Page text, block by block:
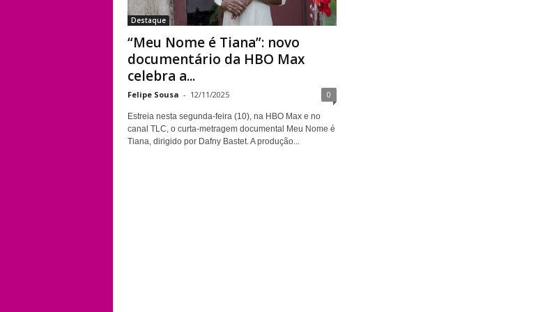
Destaque
“Meu Nome é Tiana”: novo
documentário da HBO Max
celebra a...
Felipe Sousa - 12/11/2025 0
Estreia nesta segunda-feira (10), na HBO Max e no
canal TLC, o curta-metragem documental Meu Nome é
Tiana, dirigido por Dafny Bastet. A produção...